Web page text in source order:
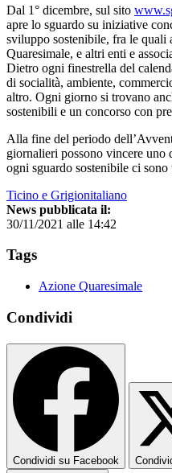
Dal 1° dicembre, sul sito
apre lo sguardo su iniziative
sviluppo sostenibile, fra le quali
Quaresimale, e altri enti e
Dietro ogni finestrella del
di socialità, ambiente,
altro. Ogni giorno si trovano
sostenibili e un concorso con
Alla fine del periodo
giornalieri possono vincere
ogni sguardo sostenibile ci sono
Ticino e Grigionitaliano
News pubblicata il:
30/11/2021 alle 14:42
Tags
Azione Quaresimale
Condividi
Condividi su Facebook